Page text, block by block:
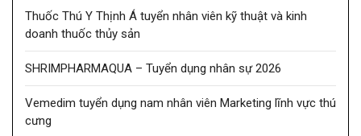
Thuốc Thú Y Thịnh Á tuyển nhân viên kỹ thuật và kinh
doanh thuốc thủy sản
SHRIMPHARMAQUA – Tuyển dụng nhân sự 2026
Vemedim tuyển dụng nam nhân viên Marketing lĩnh vực thú
cưng